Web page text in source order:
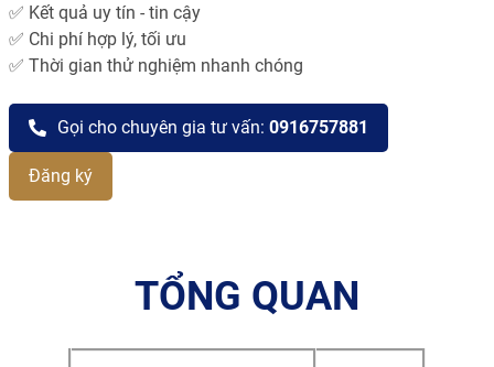
✅ Kết quả uy tín - tin cậy
✅ Chi phí hợp lý, tối ưu
✅ Thời gian thử nghiệm nhanh chóng
Gọi cho chuyên gia tư vấn: 0916757881
Đăng ký
TỔNG QUAN